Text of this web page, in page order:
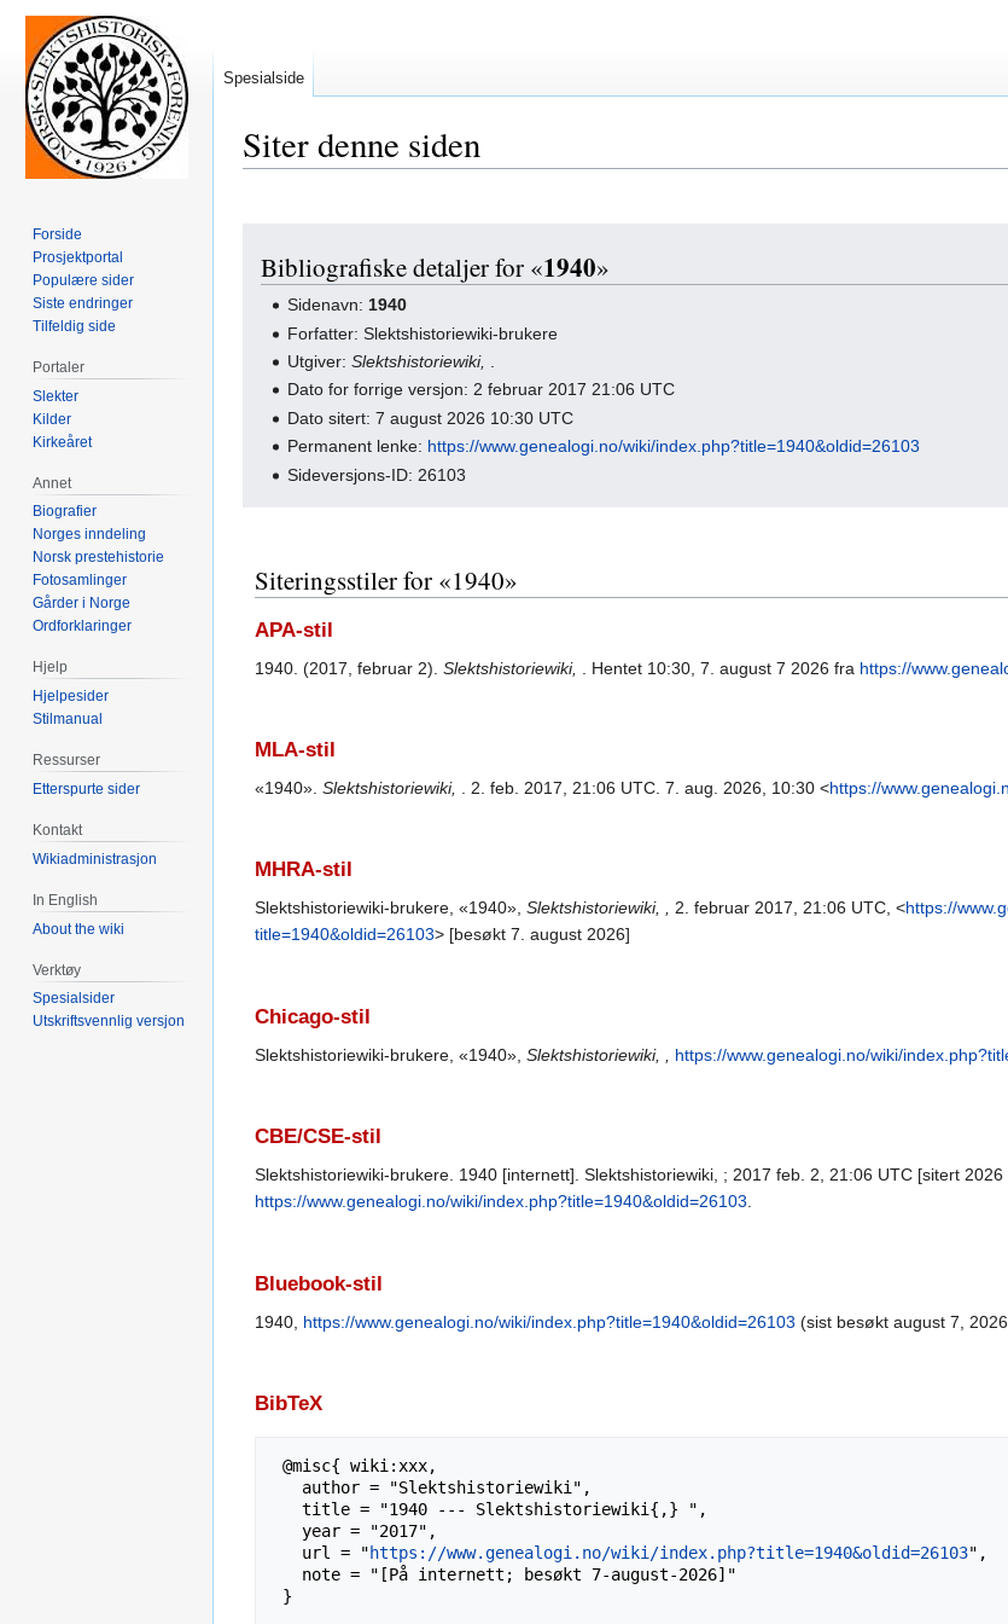
Siter denne siden
navigering
søk
Bibliografiske detaljer for «1940»
Sidenavn:1940
Forfatter: Slektshistoriewiki-brukere
Utgiver:Slektshistoriewiki,
Dato for forrige versjon: 2 februar 2017 21:06 UTC
Dato sitert: 7 august 2026 10:30 UTC
Permanent lenke: https://www.genealogi.no/wiki/index.php?title=1940&oldid=26103
Sideversjons-ID: 26103
Siteringsstiler for «1940»
APA-stil
1940. (2017, februar 2). Slektshistoriewiki, . Hentet 10:30, 7. august 7 2026 fra https://
MLA-stil
«1940». Slektshistoriewiki, . 2. feb. 2017, 21:06 UTC. 7. aug. 2026, 10:30 <https://
MHRA-stil
Slektshistoriewiki-brukere, «1940», Slektshistoriewiki, , 2. februar 2017, 21:06 UTC, <https://
title=1940&oldid=26103> [besøkt 7. august 2026]
Chicago-stil
Slektshistoriewiki-brukere, «1940», Slektshistoriewiki, , https://www.genealogi.no/wiki/
CBE/CSE-stil
Slektshistoriewiki-brukere. 1940 [internett]. Slektshistoriewiki, ; 2017 feb. 2, 21:06 UTC [sitert
https://www.genealogi.no/wiki/index.php?title=1940&oldid=26103
Bluebook-stil
1940, https://www.genealogi.no/wiki/index.php?title=1940&oldid=26103 (sist besøkt august 7,
BibTeX
   url = "
https://www.genealogi.no/wiki/index.php?title=1940&oldid=26103",
Spesialside
Forside
Prosjektportal
Populære sider
Siste endringer
Tilfeldig side
Portaler
Slekter
Kilder
Kirkeåret
Annet
Biografier
Norges inndeling
Norsk prestehistorie
Fotosamlinger
Gårder i Norge
Ordforklaringer
Hjelp
Hjelpesider
Stilmanual
Ressurser
Etterspurte sider
Kontakt
Wikiadministrasjon
In English
About the wiki
Verktøy
Spesialsider
Utskriftsvennlig versjon